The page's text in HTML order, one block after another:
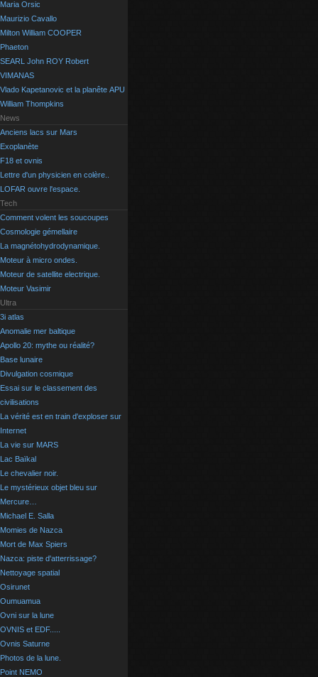
Maria Orsic
Maurizio Cavallo
Milton William COOPER
Phaeton
SEARL John ROY Robert
VIMANAS
Vlado Kapetanovic et la planête APU
William Thompkins
News
Anciens lacs sur Mars
Exoplanète
F18 et ovnis
Lettre d'un physicien en colère..
LOFAR ouvre l'espace.
Tech
Comment volent les soucoupes
Cosmologie gémellaire
La magnétohydrodynamique.
Moteur à micro ondes.
Moteur de satellite electrique.
Moteur Vasimir
Ultra
3i atlas
Anomalie mer baltique
Apollo 20: mythe ou réalité?
Base lunaire
Divulgation cosmique
Essai sur le classement des
civilisations
La vérité est en train d'exploser sur
Internet
La vie sur MARS
Lac Baïkal
Le chevalier noir.
Le mystérieux objet bleu sur
Mercure…
Michael E. Salla
Momies de Nazca
Mort de Max Spiers
Nazca: piste d'atterrissage?
Nettoyage spatial
Osirunet
Oumuamua
Ovni sur la lune
OVNIS et EDF.....
Ovnis Saturne
Photos de la lune.
Point NEMO